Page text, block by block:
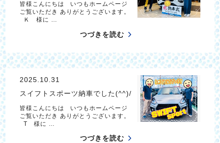
皆様こんにちは いつもホームページ
ご覧いただき ありがとうございます。
Ｋ 様に …
つづきを読む
2025.10.31
スイフトスポーツ納車でした(^^)/
皆様こんにちは いつもホームページ
ご覧いただき ありがとうございます。
T 様に …
つづきを読む